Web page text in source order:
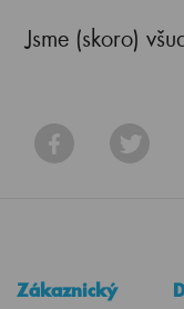
Jsme (skoro)
Zákaznický